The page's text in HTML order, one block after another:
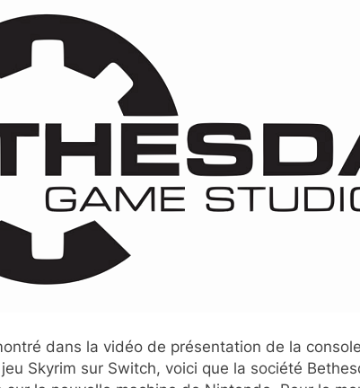
dans la vidéo de présentation de la
Skyrim sur Switch, voici que la société